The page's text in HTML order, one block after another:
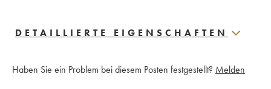
DETAILLIERTE EIGENSCHAFTEN
Haben Sie ein Problem bei diesem Posten festgestellt? Melden